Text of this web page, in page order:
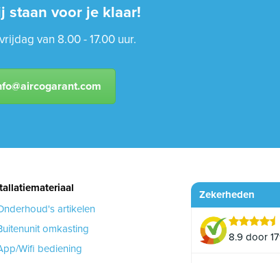
staan voor je klaar!
van 8.00 - 17.00 uur.
artikelen
omkasting
Wifi bediening
Zekerheden
8.9 door